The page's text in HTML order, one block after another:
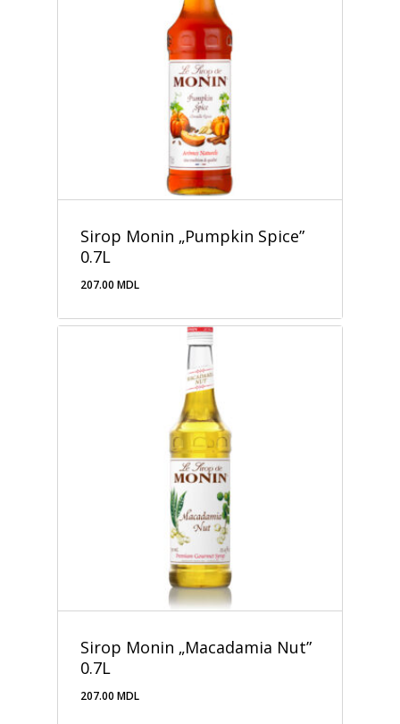
Sirop Monin „Pumpkin Spice”
0.7L
207.00 MDL
Sirop Monin „Macadamia Nut”
0.7L
207.00 MDL